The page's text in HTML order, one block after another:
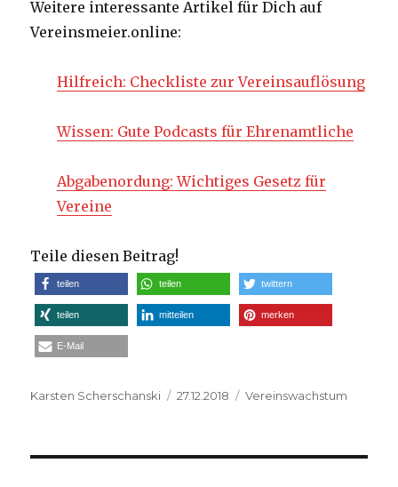
Weitere interessante Artikel für Dich auf
Vereinsmeier.online:
Hilfreich: Checkliste zur Vereinsauflösung
Wissen: Gute Podcasts für Ehrenamtliche
Abgabenordung: Wichtiges Gesetz für
Vereine
Teile diesen Beitrag!
teilen teilen twittern
teilen mitteilen merken
E-Mail
Autor
Karsten Scherschanski
Veröffentlicht
27.12.2018 Kategorien
Vereinswachstum